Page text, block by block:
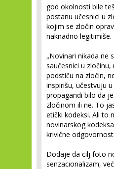
god okolnosti bile
postanu učesnici u
kojim se zločin
naknadno legitimiše.
„Novinari nikada ne
saučesnici u zločinu,
podstiču na zločin,
inspirišu, učestvuju
propagandi bilo da
zločinom ili ne. To
etički kodeksi. Ali to
novinarskog
krivične
Dodaje da cilj foto
senzacionalizam,